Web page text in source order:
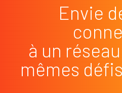
Envie
à un
mêmes